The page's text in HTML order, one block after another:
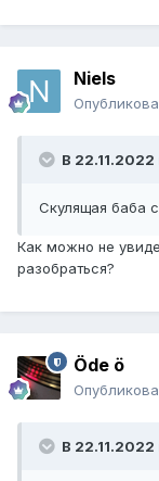
Niels
В 22.11.2022
Скулящая баба
Как можно не
разобраться?
Öde ö
В 22.11.2022